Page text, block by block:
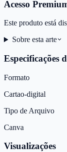
Acesso
Este produto está
Sobre esta arte
Especificações
Formato
Cartao-digital
Tipo de Arquivo
Canva
Visualizações